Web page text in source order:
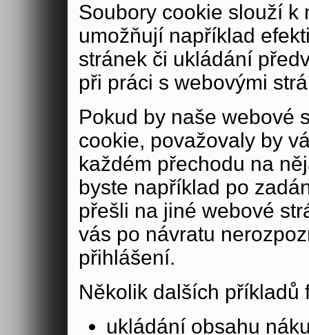
Soubory cookie slouží k
umožňují například
stránek či ukládání
při práci s webovými
Pokud by naše webové
cookie, považovaly by
každém přechodu na
byste například po
přešli na jiné webové
vás po návratu
přihlášení.
Několik dalších příkladů
ukládání obsahu